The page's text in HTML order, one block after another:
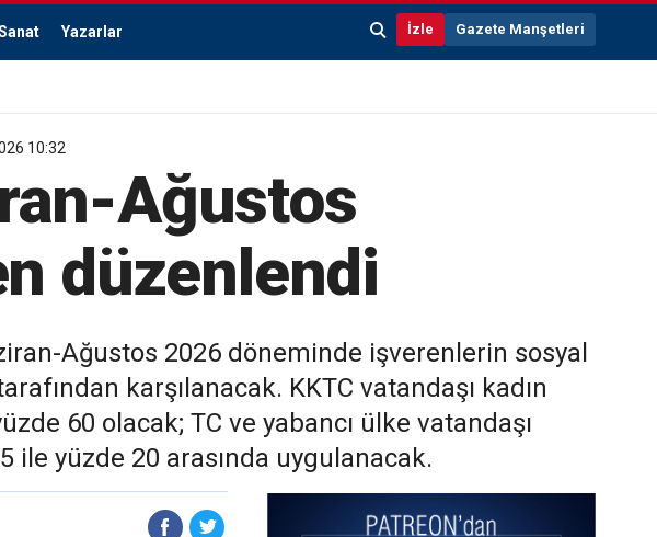
Yazarlar İzle Gazete Manşetleri
10:32
Ağustos
düzenlendi
Ağustos 2026 döneminde işverenlerin sosyal
karşılanacak. KKTC vatandaşı kadın
60 olacak; TC ve yabancı ülke vatandaşı
ile yüzde 20 arasında uygulanacak.